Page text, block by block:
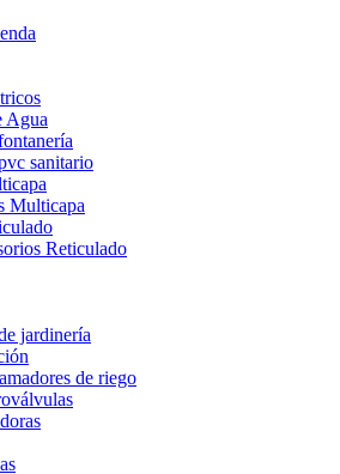
Agua
sanitario
Multicapa
Reticulado
jardinería
de riego